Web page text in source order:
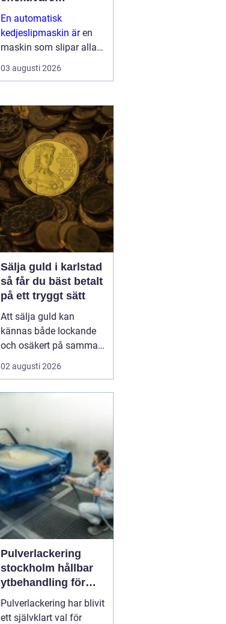
skogsarbete med
jämnare resultat
En automatisk
kedjeslipmaskin ären
maskin som slipar alla
tänder på en sågkedja
utan att användaren
för hand. Maskinen
matar själv fram kedjan,
ställer in v...
03 augusti 2026
Sälja guld i karlstad
så får du bäst betalt
på ett tryggt sätt
Att sälja guld kan
kännas både lockande
och osäkert på samma
gång. Många har gamla
smycken, arvegods eller
få ett bra pris och
samtidigt känna sig
trygg i affären. För den
som
02 augusti 2026
Pulverlackering
stockholm hållbar
ytbehandling för
industri och
privatpersoner
Pulverlackering har blivit
ett självklart val för